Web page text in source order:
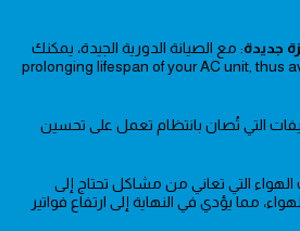
جديدة: مع الصيانة الدورية الجيدة، يمكنك
prolonging lifespan of your AC unit, thus
التي تُصان بانتظام تعمل على تحسين
التي تعاني من مشاكل تحتاج إلى
مما يؤدي في النهاية إلى ارتفاع فواتير